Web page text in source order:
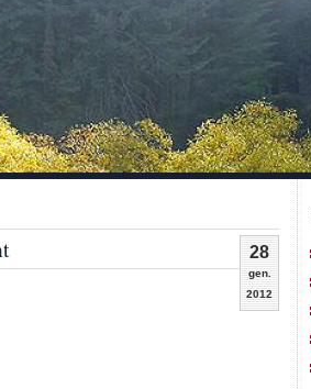
28
gen.
2012